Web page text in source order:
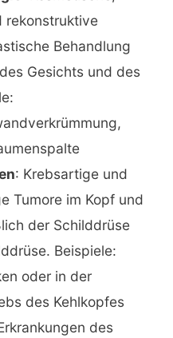
rekonstruktive
Behandlung
Gesichts und des
: Krebsartige und
Tumore im Kopf und
der Schilddrüse
Beispiele:
oder in der
des Kehlkopfes
des